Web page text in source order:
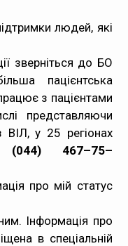
людей, які
зверніться до БО
пацієнтська
з пацієнтами
представляючи
ВІЛ, у 25 регіонах
(044) 467–75–
про мій статус
Інформація про
в спеціальній